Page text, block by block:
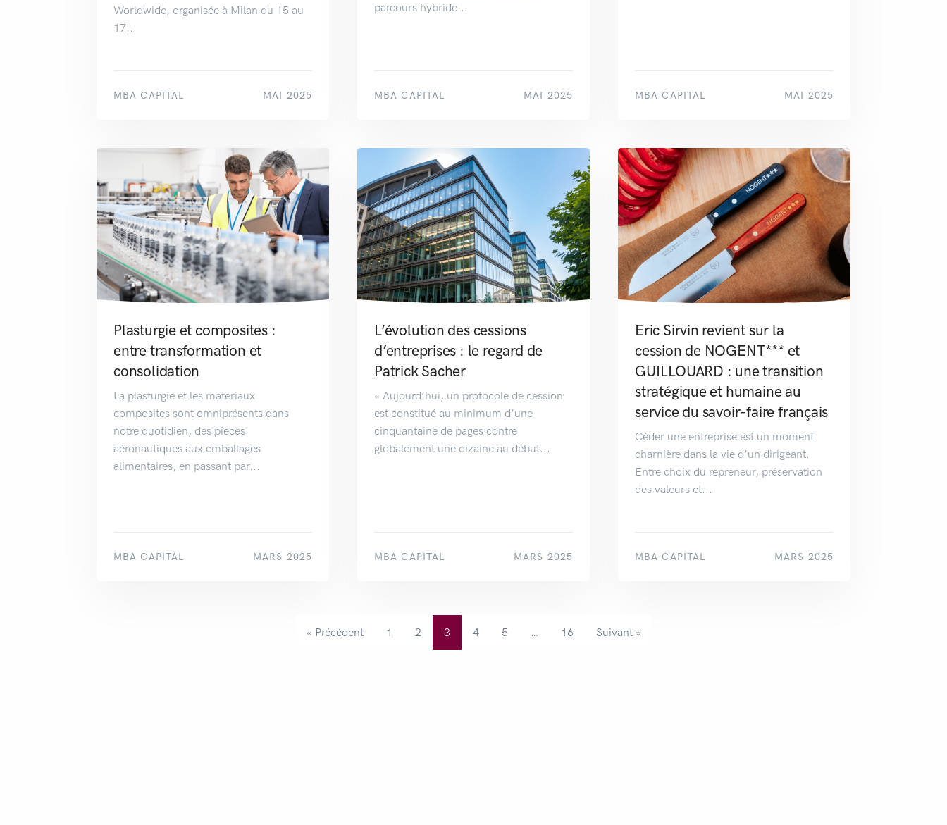
Worldwide, organisée à Milan du 15 au
17...
MBA CAPITAL MAI 2025
parcours hybride...
MBA CAPITAL MAI 2025 MBA CAPITAL MAI 2025
Plasturgie et composites :
entre transformation et
consolidation
La plasturgie et les matériaux
composites sont omniprésents dans
notre quotidien, des pièces
aéronautiques aux emballages
alimentaires, en passant par...
MBA CAPITAL MARS 2025
L’évolution des cessions
d’entreprises : le regard de
Patrick Sacher
« Aujourd’hui, un protocole de cession
est constitué au minimum d’une
cinquantaine de pages contre
globalement une dizaine au début...
MBA CAPITAL MARS 2025
Eric Sirvin revient sur la
cession de NOGENT*** et
GUILLOUARD : une transition
stratégique et humaine au
service du savoir-faire français
Céder une entreprise est un moment
charnière dans la vie d’un dirigeant.
Entre choix du repreneur, préservation
des valeurs et...
MBA CAPITAL MARS 2025
« Précédent 1 2 3 4 5 … 16 Suivant »